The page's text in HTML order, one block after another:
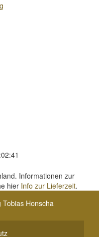
Informationen zur
hier Info zur Lieferzeit.
Honscha